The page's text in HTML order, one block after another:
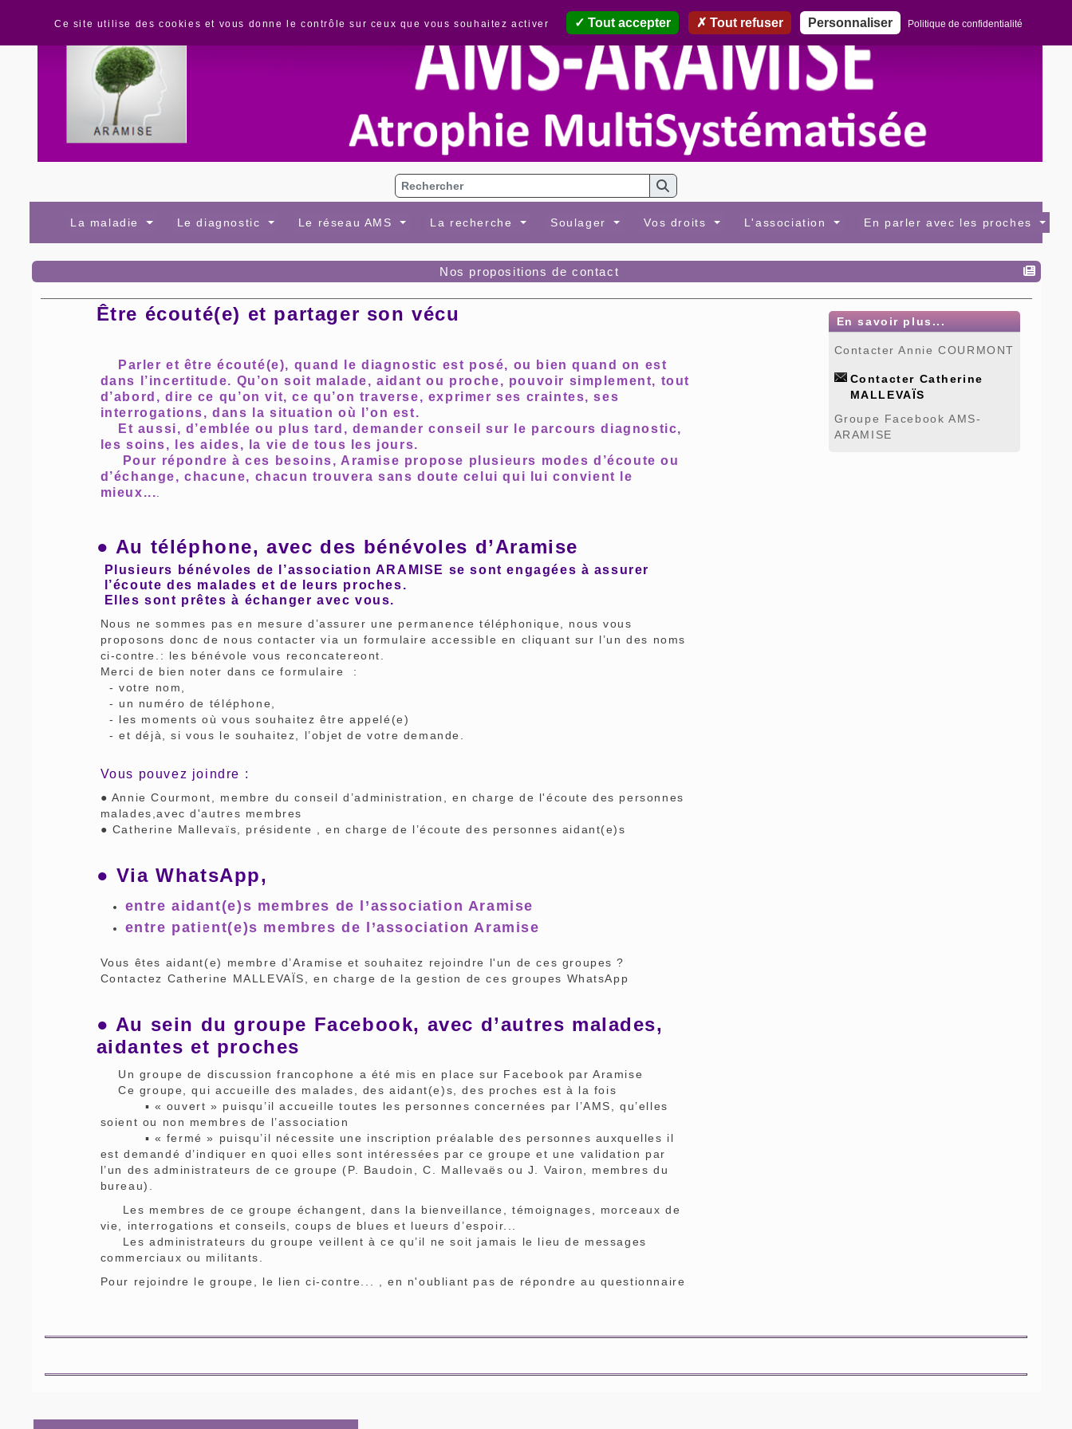
La maladie Le diagnostic Le réseau AMS La recherche Soulager Vos droits L'association En parler avec les proches
Nos propositions de contact
En savoir plus...
Contacter Annie COURMONT
Contacter Catherine
MALLEVAÏS
Groupe Facebook AMS-
ARAMISE
Être écouté(e) et partager son vécu
Parler et être écouté(e), quand le diagnostic est posé, ou bien quand on est
dans l’incertitude. Qu’on soit malade, aidant ou proche, pouvoir simplement, tout
d’abord, dire ce qu’on vit, ce qu’on traverse, exprimer ses craintes, ses
interrogations, dans la situation où l’on est.
Et aussi, d’emblée ou plus tard, demander conseil sur le parcours diagnostic,
les soins, les aides, la vie de tous les jours.
Pour répondre à ces besoins, Aramise propose plusieurs modes d’écoute ou
d’échange, chacune, chacun trouvera sans doute celui qui lui convient le
mieux....
● Au téléphone, avec des bénévoles d’Aramise
Plusieurs bénévoles de l’association ARAMISE se sont engagées à assurer
l’écoute des malades et de leurs proches.
Elles sont prêtes à échanger avec vous.
Nous ne sommes pas en mesure d’assurer une permanence téléphonique, nous vous
proposons donc de nous contacter via un formulaire accessible en cliquant sur l’un des noms
ci-contre.: les bénévole vous reconcatereont.
Merci de bien noter dans ce formulaire :
- votre nom,
- un numéro de téléphone,
- les moments où vous souhaitez être appelé(e)
- et déjà, si vous le souhaitez, l’objet de votre demande.
Vous pouvez joindre :
● Annie Courmont, membre du conseil d’administration, en charge de l'écoute des personnes
malades,avec d'autres membres
● Catherine Mallevaïs, présidente , en charge de l’écoute des personnes aidant(e)s
● Via WhatsApp,
entre aidant(e)s membres de l’association Aramise
entre patient(e)s membres de l’association Aramise
Vous êtes aidant(e) membre d’Aramise et souhaitez rejoindre l'un de ces groupes ?
Contactez Catherine MALLEVAÏS, en charge de la gestion de ces groupes WhatsApp
● Au sein du groupe Facebook, avec d’autres malades,
aidantes et proches
Un groupe de discussion francophone a été mis en place sur Facebook par Aramise
Ce groupe, qui accueille des malades, des aidant(e)s, des proches est à la fois
▪ « ouvert » puisqu’il accueille toutes les personnes concernées par l’AMS, qu’elles
soient ou non membres de l’association
▪ « fermé » puisqu’il nécessite une inscription préalable des personnes auxquelles il
est demandé d’indiquer en quoi elles sont intéressées par ce groupe et une validation par
l’un des administrateurs de ce groupe (P. Baudoin, C. Mallevaës ou J. Vairon, membres du
bureau).
Les membres de ce groupe échangent, dans la bienveillance, témoignages, morceaux de
vie, interrogations et conseils, coups de blues et lueurs d’espoir...
Les administrateurs du groupe veillent à ce qu’il ne soit jamais le lieu de messages
commerciaux ou militants.
Pour rejoindre le groupe, le lien ci-contre... , en n'oubliant pas de répondre au questionnaire
Ce site utilise des cookies et vous donne le contrôle sur ceux que vous souhaitez activer Tout accepter Tout refuser Personnaliser Politique de confidentialité